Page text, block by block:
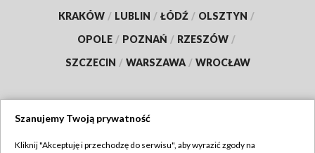
KRAKÓW / LUBLIN / ŁÓDŹ / OLSZTYN /
OPOLE / POZNAŃ / RZESZÓW /
SZCZECIN / WARSZAWA / WROCŁAW
Szanujemy Twoją prywatność
Kliknij "Akceptuję i przechodzę do serwisu", aby wyrazić zgody na